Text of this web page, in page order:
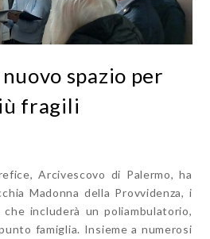
spazio per
fragili
Arcivescovo di Palermo, ha
Madonna della Provvidenza, i
includerà un poliambulatorio,
famiglia. Insieme a numerosi